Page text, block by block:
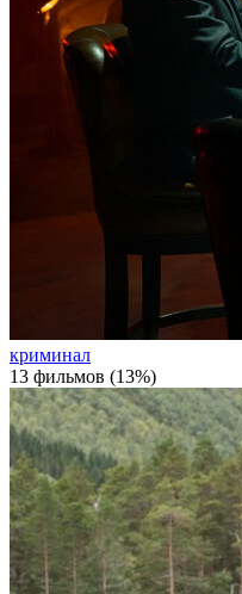
криминал
13 фильмов (13%)